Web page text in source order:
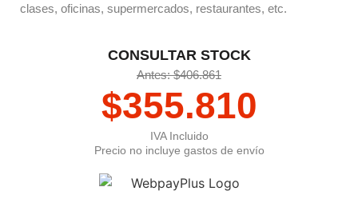
clases, oficinas, supermercados, restaurantes, etc.
CONSULTAR STOCK
Antes: $406.861
$355.810
IVA Incluido
Precio no incluye gastos de envío